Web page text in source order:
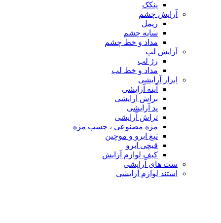
پنکک
آرایش چشم
ریمل
سایه چشم
مداد و خط چشم
آرایش لب
رژ لب
مداد و خط لب
ابزار آرایشی
آینه آرایشی
براش آرایشی
پد آرایشی
تراش آرایشی
مژه مصنوعی ، چسب مژه
تیغ ابرو و موچین
قیچی ابرو
کیف لوازم آرایش
ست های آرایشی
استند لوازم آرایشی